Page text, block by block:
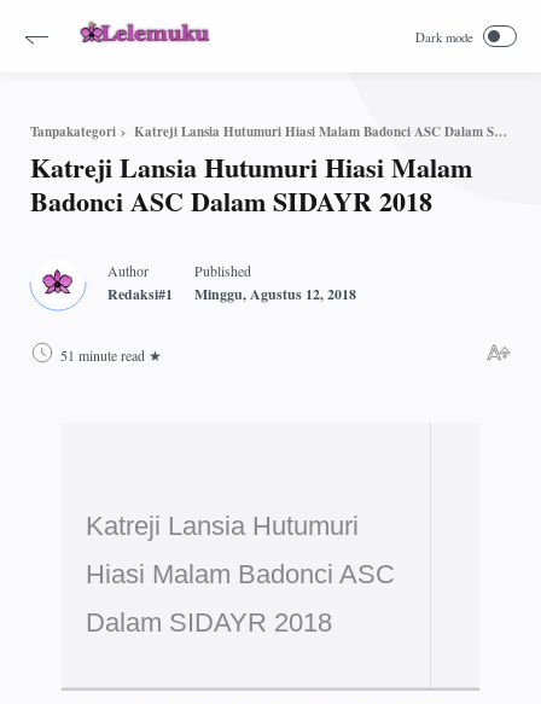
Tanpakategori Katreji Lansia Hutumuri Hiasi Malam Badonci ASC Dalam SIDAYR 2018
Katreji Lansia Hutumuri Hiasi Malam
Badonci ASC Dalam SIDAYR 2018
51 minute read
Katreji Lansia Hutumuri
Hiasi Malam Badonci ASC
Dalam SIDAYR 2018